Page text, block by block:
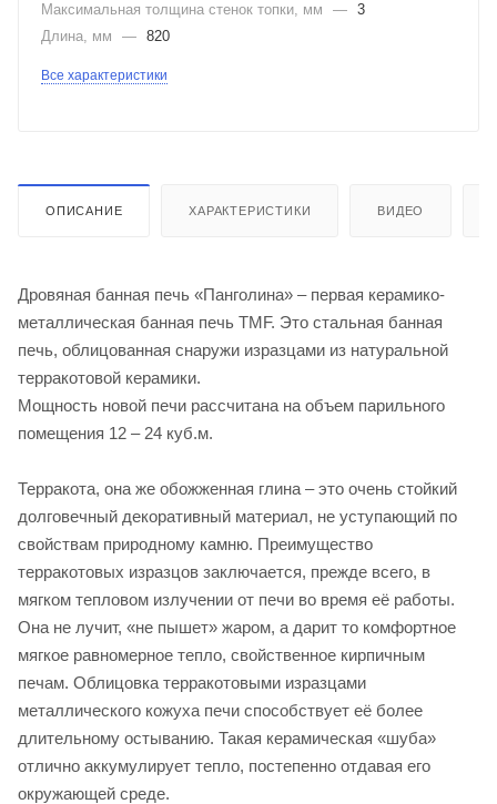
Максимальная толщина стенок топки, мм
— 3
Длина, мм
— 820
Все характеристики
ОПИСАНИЕ ХАРАКТЕРИСТИКИ ВИДЕО
Дровяная банная печь «Панголина» – первая керамико-
металлическая банная печь TMF. Это стальная банная
печь, облицованная снаружи изразцами из натуральной
терракотовой керамики.
Мощность новой печи рассчитана на объем парильного
помещения 12 – 24 куб.м.
Терракота, она же обожженная глина – это очень стойкий
долговечный декоративный материал, не уступающий по
свойствам природному камню. Преимущество
терракотовых изразцов заключается, прежде всего, в
мягком тепловом излучении от печи во время её работы.
Она не лучит, «не пышет» жаром, а дарит то комфортное
мягкое равномерное тепло, свойственное кирпичным
печам. Облицовка терракотовыми изразцами
металлического кожуха печи способствует её более
длительному остыванию. Такая керамическая «шуба»
отлично аккумулирует тепло, постепенно отдавая его
окружающей среде.